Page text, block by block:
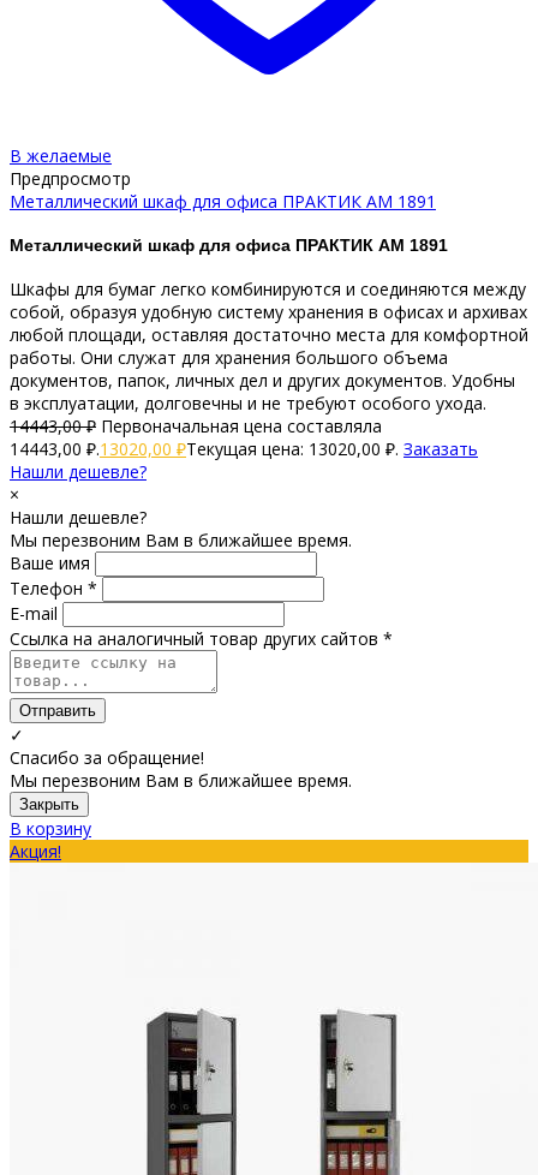
В желаемые
Предпросмотр
Металлический шкаф для офиса ПРАКТИК AM 1891
Металлический шкаф для офиса ПРАКТИК AM 1891
Шкафы для бумаг легко комбинируются и соединяются между
собой, образуя удобную систему хранения в офисах и архивах
любой площади, оставляя достаточно места для комфортной
работы. Они служат для хранения большого объема
документов, папок, личных дел и других документов. Удобны
в эксплуатации, долговечны и не требуют особого ухода.
14443,00₽ Первоначальная цена составляла
14443,00 ₽.13020,00 ₽Текущая цена: 13020,00 ₽. Заказать
Нашли дешевле?
×
Нашли дешевле?
Мы перезвоним Вам в ближайшее время.
Ваше имя
Телефон *
E-mail
Ссылка на аналогичный товар других сайтов *
Отправить
✓
Спасибо за обращение!
Мы перезвоним Вам в ближайшее время.
Закрыть
В корзину
Акция!